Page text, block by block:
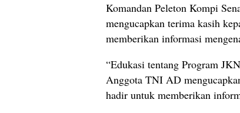
Komandan Peleton Kompi
mengucapkan terima kasih
memberikan informasi
“Edukasi tentang Program
Anggota TNI AD
hadir untuk memberikan